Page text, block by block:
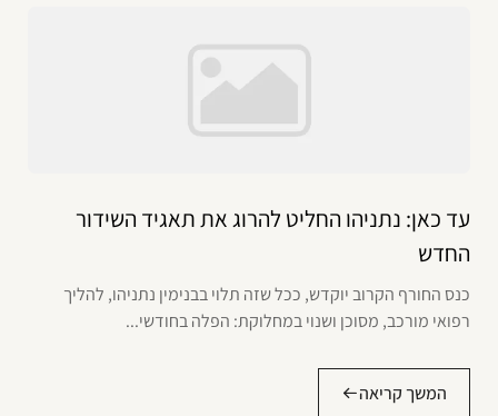
עד כאן: נתניהו החליט להרוג את תאגיד השידור
החדש
כנס החורף הקרוב יוקדש, ככל שזה תלוי בבנימין נתניהו, להליך
רפואי מורכב, מסוכן ושנוי במחלוקת: הפלה בחודשי...
המשך קריאה